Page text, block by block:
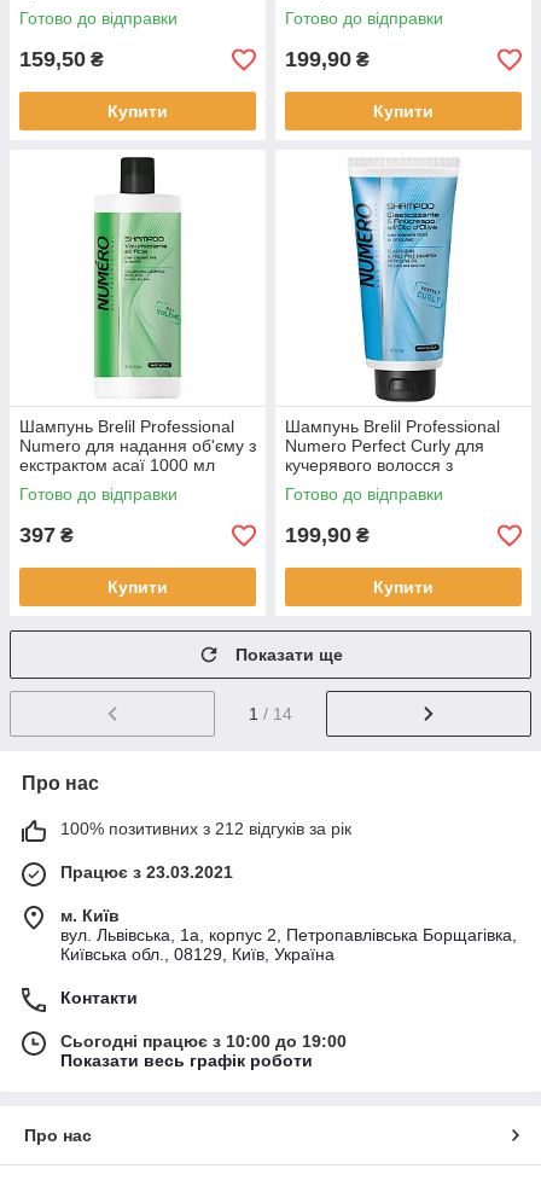
Готово до відправки
159,50 ₴
Купити
Готово до відправки
199,90 ₴
Купити
Шампунь Brelil Professional
Numero для надання об'єму з
екстрактом асаї 1000 мл
Готово до відправки
397 ₴
Купити
Шампунь Brelil Professional
Numero Perfect Curly для
кучерявого волосся з
оливковою олією 300 мл
Готово до відправки
199,90 ₴
Купити
Показати ще
1 / 14
Про нас
100% позитивних з 212 відгуків за рік
Працює з 23.03.2021
м. Київ
вул. Львівська, 1а, корпус 2, Петропавлівська Борщагівка,
Київська обл., 08129, Київ, Україна
Контакти
Сьогодні працює з 10:00 до 19:00
Показати весь графік роботи
Про нас